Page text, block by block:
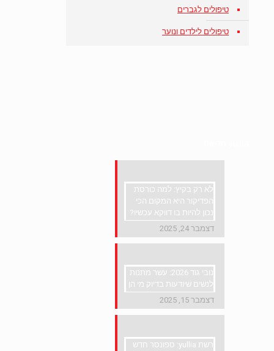
טיפולים לגברים
טיפולים לילדים ונוער
לא רק בקיץ: למה כורסת
הפדיקור היא המקום הכי
נכון להיות בו דווקא עכשיו?
דצמבר 24, 2025
נובי גוד 2026: עשר מתנות
לנשים שיודעות בדיוק מי הן
דצמבר 15, 2025
רשת yullia: ספונסר חדש